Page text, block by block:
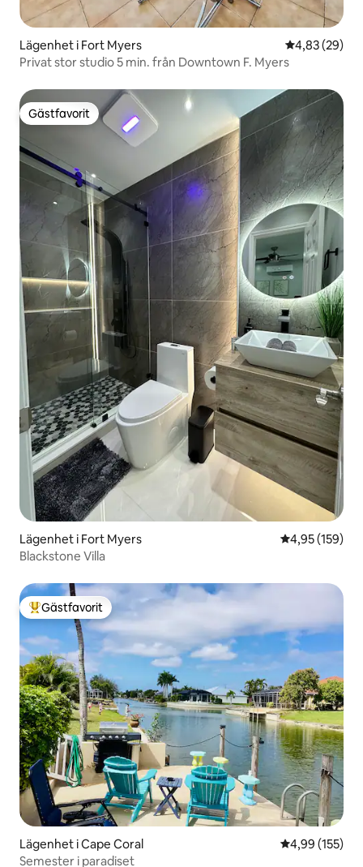
Lägenhet i Fort Myers 4,83 av 5 i
4,83 (29)
Privat stor studio 5 min. från Downtown F. Myers
Gästfavorit
Gästfavorit
Lägenhet i Fort Myers 4,95 av 5 i
4,95 (159)
Blackstone Villa
Populär gästfavorit
Gästfavorit
Lägenhet i Cape Coral 4,99 av 5 i
4,99 (155)
Semester i paradiset